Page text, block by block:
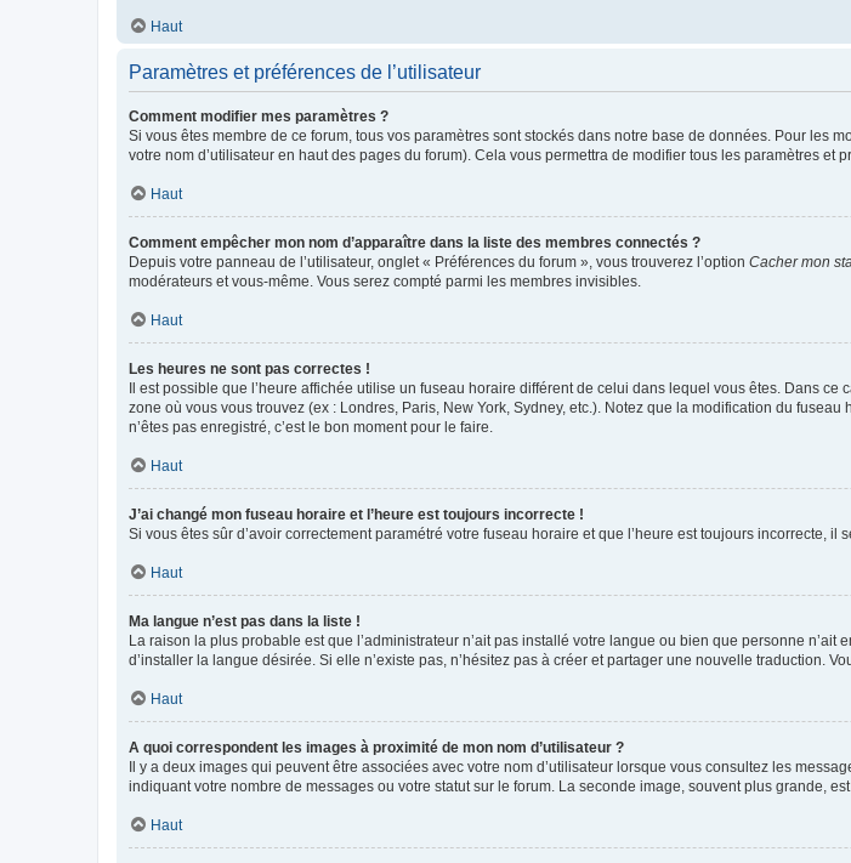
Haut
Paramètres et préférences de l’utilisateur
Comment modifier mes paramètres ?
Si vous êtes membre de ce forum, tous vos paramètres sont stockés dans notre base de données. Pour les
votre nom d’utilisateur en haut des pages du forum). Cela vous permettra de modifier tous les paramètres et
Haut
Comment empêcher mon nom d’apparaître dans la liste des membres connectés ?
Depuis votre panneau de l’utilisateur, onglet « Préférences du forum », vous trouverez l’option Cacher mon
modérateurs et vous-même. Vous serez compté parmi les membres invisibles.
Haut
Les heures ne sont pas correctes !
Il est possible que l’heure affichée utilise un fuseau horaire différent de celui dans lequel vous êtes. Dans ce
zone où vous vous trouvez (ex : Londres, Paris, New York, Sydney, etc.). Notez que la modification du
n’êtes pas enregistré, c’est le bon moment pour le faire.
Haut
J’ai changé mon fuseau horaire et l’heure est toujours incorrecte !
Si vous êtes sûr d’avoir correctement paramétré votre fuseau horaire et que l’heure est toujours incorrecte,
Haut
Ma langue n’est pas dans la liste !
La raison la plus probable est que l’administrateur n’ait pas installé votre langue ou bien que personne
d’installer la langue désirée. Si elle n’existe pas, n’hésitez pas à créer et partager une nouvelle traduction.
Haut
A quoi correspondent les images à proximité de mon nom d’utilisateur ?
Il y a deux images qui peuvent être associées avec votre nom d’utilisateur lorsque vous consultez les
indiquant votre nombre de messages ou votre statut sur le forum. La seconde image, souvent plus grande,
Haut